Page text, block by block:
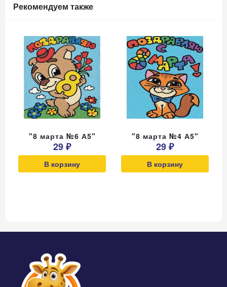
Рекомендуем также
"8 марта №6 А5"
29 ₽
В корзину
"8 марта №4 А5"
29 ₽
В корзину